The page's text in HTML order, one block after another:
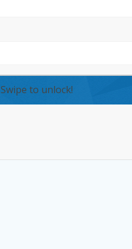
Swipe to unlock!